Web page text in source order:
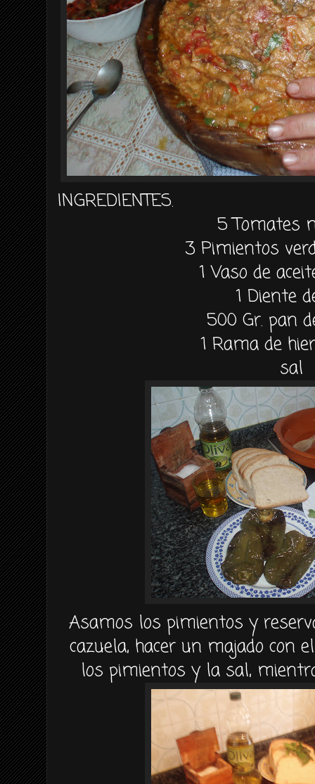
INGREDIENTES.
5 Tomates
3 Pimientos
1 Vaso de
1 Diente
500 Gr. pan
1 Rama de
sal
Asamos los pimientos y
cazuela, hacer un majado con
los pimientos y la sal,